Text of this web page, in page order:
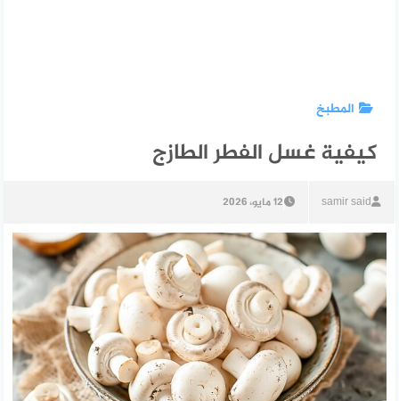
المطبخ
كيفية غسل الفطر الطازج
samir said 12 مايو، 2026